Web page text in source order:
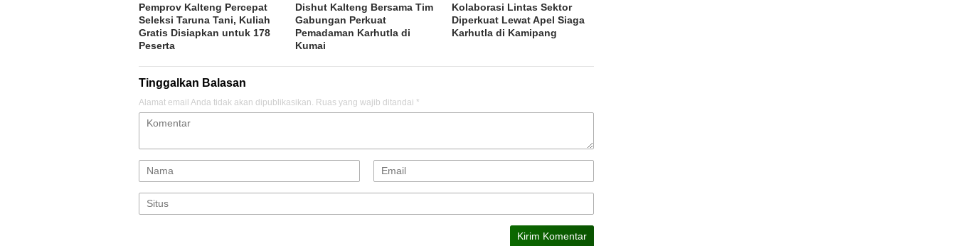
Pemprov Kalteng Percepat
Seleksi Taruna Tani, Kuliah
Gratis Disiapkan untuk 178
Peserta
Dishut Kalteng Bersama Tim
Gabungan Perkuat
Pemadaman Karhutla di
Kumai
Kolaborasi Lintas Sektor
Diperkuat Lewat Apel Siaga
Karhutla di Kamipang
Tinggalkan Balasan
Alamat email Anda tidak akan dipublikasikan. Ruas yang wajib ditandai *